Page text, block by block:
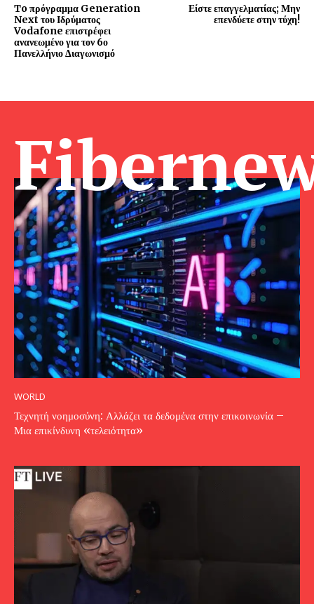
To πρόγραμμα Generation
Next του Ιδρύματος
Vodafone επιστρέφει
ανανεωμένο για τον 6ο
Πανελλήνιο Διαγωνισμό
Είστε επαγγελματίας; Μην
επενδύετε στην τύχη!
WORLD
Τεχνητή νοημοσύνη: Αλλάζει τα δεδομένα στην επικοινωνία –
Μια επικίνδυνη «τελειότητα»